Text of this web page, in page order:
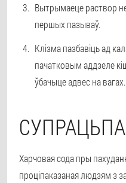
Вытрымаеце раствор
першых пазываў.
Клізма пазбавіць ад
пачатковым аддзеле
ўбачыце адвес на вагах.
Харчовая сода пры
проціпаказаная людзям з